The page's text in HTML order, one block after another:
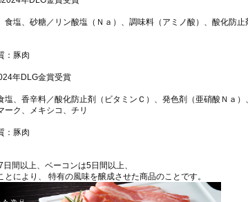
食塩、砂糖／リン酸塩（Ｎａ）、調味料（アミノ酸）、酸化防
：豚肉
年DLG金賞受賞
、香辛料／酸化防止剤（ビタミンＣ）、発色剤（亜硝酸Ｎａ）
ーク、メキシコ、チリ
：豚肉
間以上、ベーコンは5日間以上、
により、 特有の風味を醸成させた商品のことです。